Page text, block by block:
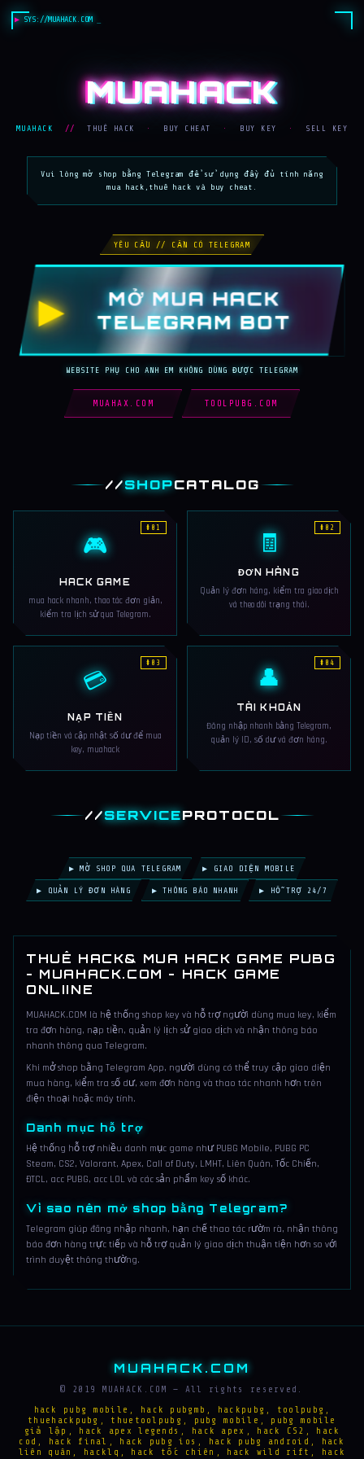
SYS://MUAHACK.COM
MUAHACK
MUAHACK // THUÊ HACK · BUY CHEAT · BUY KEY · SELL KEY
Vui lòng mở shop bằng Telegram để sử dụng đầy đủ tính năng
mua hack,thuê hack và buy cheat.
YÊU CẦU // CẦN CÓ TELEGRAM
▶
MỞ MUA HACK
TELEGRAM BOT
WEBSITE PHỤ CHO ANH EM KHÔNG DÙNG ĐƯỢC TELEGRAM
MUAHAX.COM TOOLPUBG.COM
//SHOPCATALOG
#01
🎮
HACK GAME
mua hack nhanh, thao tác đơn giản,
kiểm tra lịch sử qua Telegram.
#02
🧾
ĐƠN HÀNG
Quản lý đơn hàng, kiểm tra giao dịch
và theo dõi trạng thái.
#03
💳
NẠP TIỀN
Nạp tiền và cập nhật số dư để mua
key, muahack
#04
👤
TÀI KHOẢN
Đăng nhập nhanh bằng Telegram,
quản lý ID, số dư và đơn hàng.
//SERVICEPROTOCOL
▶ MỞ SHOP QUA TELEGRAM ▶ GIAO DIỆN MOBILE
▶ QUẢN LÝ ĐƠN HÀNG ▶ THÔNG BÁO NHANH ▶ HỖ TRỢ 24/7
THUÊ HACK& MUA HACK GAME PUBG
- MUAHACK.COM - HACK GAME
ONLIINE
MUAHACK.COM là hệ thống shop key và hỗ trợ người dùng mua key, kiểm
tra đơn hàng, nạp tiền, quản lý lịch sử giao dịch và nhận thông báo
nhanh thông qua Telegram.
Khi mở shop bằng Telegram App, người dùng có thể truy cập giao diện
mua hàng, kiểm tra số dư, xem đơn hàng và thao tác nhanh hơn trên
điện thoại hoặc máy tính.
Danh mục hỗ trợ
Hệ thống hỗ trợ nhiều danh mục game như PUBG Mobile, PUBG PC
Steam, CS2, Valorant, Apex, Call of Duty, LMHT, Liên Quân, Tốc Chiến,
ĐTCL, acc PUBG, acc LOL và các sản phẩm key số khác.
Vì sao nên mở shop bằng Telegram?
Telegram giúp đăng nhập nhanh, hạn chế thao tác rườm rà, nhận thông
báo đơn hàng trực tiếp và hỗ trợ quản lý giao dịch thuận tiện hơn so với
trình duyệt thông thường.
MUAHACK.COM
© 2019 MUAHACK.COM — All rights reserved.
hack pubg mobile, hack pubgmb, hackpubg, toolpubg,
thuehackpubg, thuetoolpubg, pubg mobile, pubg mobile
giả lập, hack apex legends, hack apex, hack CS2, hack
cod, hack final, hack pubg ios, hack pubg android, hack
liên quân, hacklq, hack tốc chiên, hack wild rift, hack